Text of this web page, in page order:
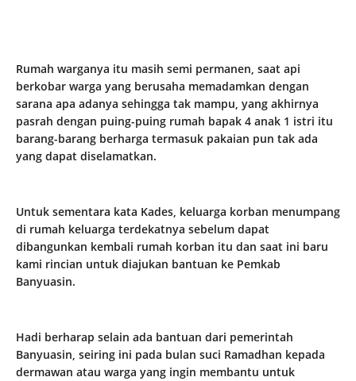
Rumah warganya itu masih semi permanen, saat api
berkobar warga yang berusaha memadamkan dengan
sarana apa adanya sehingga tak mampu, yang akhirnya
pasrah dengan puing-puing rumah bapak 4 anak 1 istri itu
barang-barang berharga termasuk pakaian pun tak ada
yang dapat diselamatkan.
Untuk sementara kata Kades, keluarga korban menumpang
di rumah keluarga terdekatnya sebelum dapat
dibangunkan kembali rumah korban itu dan saat ini baru
kami rincian untuk diajukan bantuan ke Pemkab
Banyuasin.
Hadi berharap selain ada bantuan dari pemerintah
Banyuasin, seiring ini pada bulan suci Ramadhan kepada
dermawan atau warga yang ingin membantu untuk